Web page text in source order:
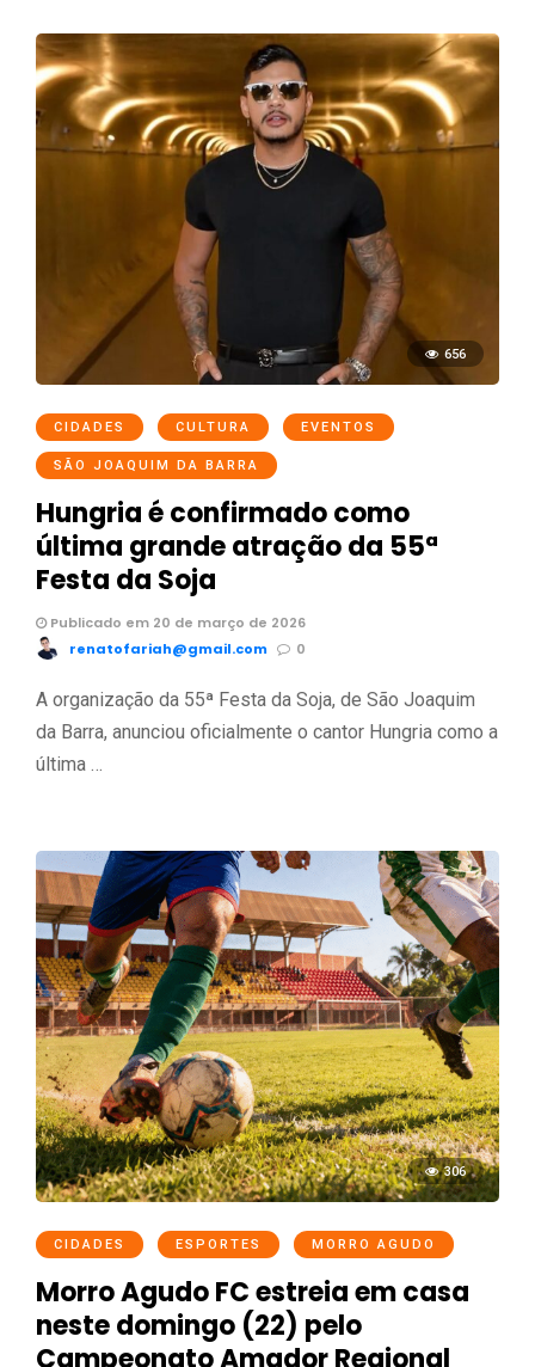
656
CIDADES CULTURA EVENTOS
SÃO JOAQUIM DA BARRA
Hungria é confirmado como
última grande atração da 55ª
Festa da Soja
Publicado em 20 de março de 2026
renatofariah@gmail.com
0
A organização da 55ª Festa da Soja, de São Joaquim
da Barra, anunciou oficialmente o cantor Hungria como a
última …
306
CIDADES ESPORTES MORRO AGUDO
Morro Agudo FC estreia em casa
neste domingo (22) pelo
Campeonato Amador Regional